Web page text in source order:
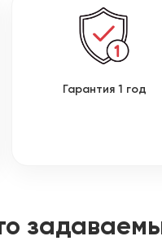
Гарантия 1 год